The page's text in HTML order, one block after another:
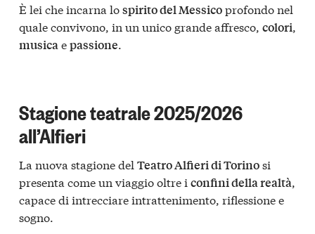
È lei che incarna lospirito del Messicoprofondo nel
quale convivono, in un unico grande affresco, colori,
musicaepassione.
Stagione teatrale 2025/2026
all’Alfieri
La nuova stagione del Teatro Alfieri di Torinosi
presenta come un viaggio oltre i confini della realtà,
capace di intrecciare intrattenimento, riflessione e
sogno.